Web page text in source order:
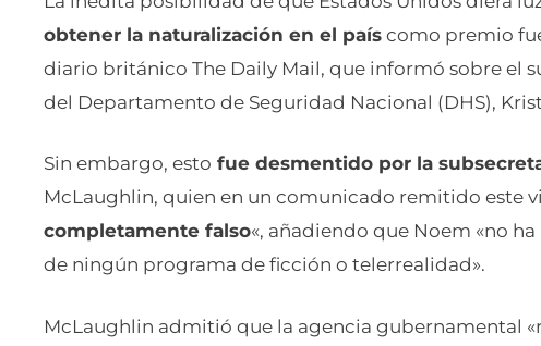
obtener la naturalización en el país como premio
diario británico The Daily Mail, que informó sobre el
del Departamento de Seguridad Nacional (DHS),
Sin embargo, esto fue desmentido por la
McLaughlin, quien en un comunicado remitido este
completamente falso«, añadiendo que Noem «no
de ningún programa de ficción o telerrealidad».
McLaughlin admitió que la agencia gubernamental